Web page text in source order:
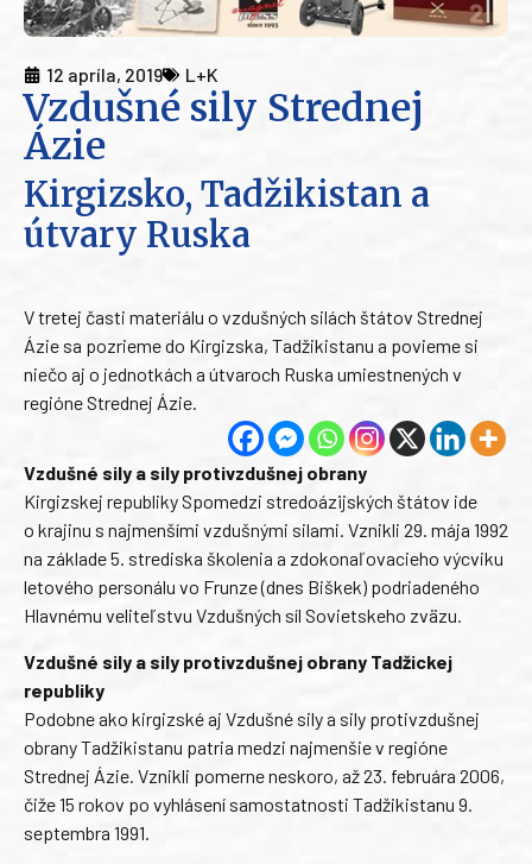
12 apríla, 2019 L+K
Vzdušné sily Strednej
Ázie
Kirgizsko, Tadžikistan a
útvary Ruska
V tretej časti materiálu o vzdušných silách štátov Strednej
Ázie sa pozrieme do Kirgizska, Tadžikistanu a povieme si
niečo aj o jednotkách a útvaroch Ruska umiestnených v
regióne Strednej Ázie.
Vzdušné sily a sily protivzdušnej obrany
Kirgizskej republiky Spomedzi stredoázijských štátov ide
o krajinu s najmenšími vzdušnými silami. Vznikli 29. mája 1992
na základe 5. strediska školenia a zdokonaľovacieho výcviku
letového personálu vo Frunze (dnes Biškek) podriadeného
Hlavnému veliteľstvu Vzdušných síl Sovietskeho zväzu.
Vzdušné sily a sily protivzdušnej obrany Tadžickej
republiky
Podobne ako kirgizské aj Vzdušné sily a sily protivzdušnej
obrany Tadžikistanu patria medzi najmenšie v regióne
Strednej Ázie. Vznikli pomerne neskoro, až 23. februára 2006,
čiže 15 rokov po vyhlásení samostatnosti Tadžikistanu 9.
septembra 1991.